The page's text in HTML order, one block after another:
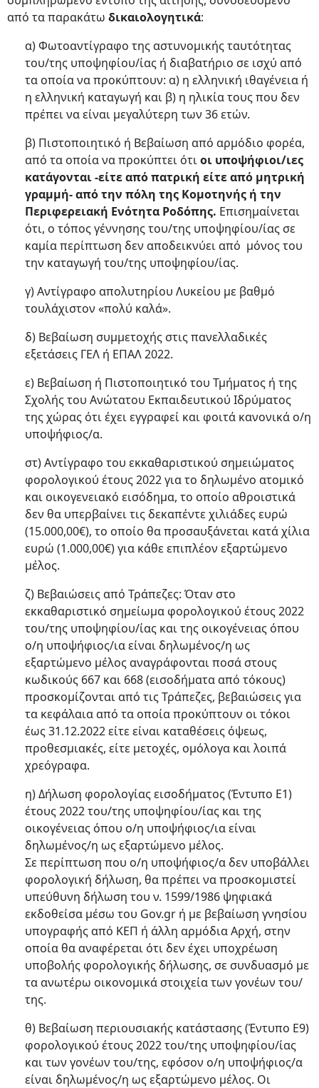
από τα παρακάτω δικαιολογητικά:
α) Φωτοαντίγραφο της αστυνομικής ταυτότητας
του/της υποψηφίου/ίας ή διαβατήριο σε ισχύ από
τα οποία να προκύπτουν: α) η ελληνική ιθαγένεια ή
η ελληνική καταγωγή και β) η ηλικία τους που δεν
πρέπει να είναι μεγαλύτερη των 36 ετών.
β) Πιστοποιητικό ή Βεβαίωση από αρμόδιο φορέα,
από τα οποία να προκύπτει ότιοι υποψήφιοι/ιες
κατάγονται -είτε από πατρική είτε από μητρική
γραμμή- από την πόλη της Κομοτηνής ή την
Περιφερειακή Ενότητα Ροδόπης. Επισημαίνεται
ότι, ο τόπος γέννησης του/της υποψηφίου/ίας σε
καμία περίπτωση δεν αποδεικνύει από μόνος του
την καταγωγή του/της υποψηφίου/ίας.
γ) Αντίγραφο απολυτηρίου Λυκείου με βαθμό
τουλάχιστον «πολύ καλά».
δ) Βεβαίωση συμμετοχής στις πανελλαδικές
εξετάσεις ΓΕΛ ή ΕΠΑΛ 2022.
ε) Βεβαίωση ή Πιστοποιητικό του Τμήματος ή της
Σχολής του Ανώτατου Εκπαιδευτικού Ιδρύματος
της χώρας ότι έχει εγγραφεί και φοιτά κανονικά ο/η
υποψήφιος/α.
στ) Αντίγραφο του εκκαθαριστικού σημειώματος
φορολογικού έτους 2022 για το δηλωμένο ατομικό
και οικογενειακό εισόδημα, το οποίο αθροιστικά
δεν θα υπερβαίνει τις δεκαπέντε χιλιάδες ευρώ
(15.000,00€), το οποίο θα προσαυξάνεται κατά χίλια
ευρώ (1.000,00€) για κάθε επιπλέον εξαρτώμενο
μέλος.
ζ) Βεβαιώσεις από Τράπεζες: Όταν στο
εκκαθαριστικό σημείωμα φορολογικού έτους 2022
του/της υποψηφίου/ίας και της οικογένειας όπου
ο/η υποψήφιος/ια είναι δηλωμένος/η ως
εξαρτώμενο μέλος αναγράφονται ποσά στους
κωδικούς 667 και 668 (εισοδήματα από τόκους)
προσκομίζονται από τις Τράπεζες, βεβαιώσεις για
τα κεφάλαια από τα οποία προκύπτουν οι τόκοι
έως 31.12.2022 είτε είναι καταθέσεις όψεως,
προθεσμιακές, είτε μετοχές, ομόλογα και λοιπά
χρεόγραφα.
η) Δήλωση φορολογίας εισοδήματος (Έντυπο Ε1)
έτους 2022 του/της υποψηφίου/ίας και της
οικογένειας όπου ο/η υποψήφιος/ια είναι
δηλωμένος/η ως εξαρτώμενο μέλος.
Σε περίπτωση που ο/η υποψήφιος/α δεν υποβάλλει
φορολογική δήλωση, θα πρέπει να προσκομιστεί
υπεύθυνη δήλωση του ν. 1599/1986 ψηφιακά
εκδοθείσα μέσω του Gov.gr ή με βεβαίωση γνησίου
υπογραφής από ΚΕΠ ή άλλη αρμόδια Αρχή, στην
οποία θα αναφέρεται ότι δεν έχει υποχρέωση
υποβολής φορολογικής δήλωσης, σε συνδυασμό με
τα ανωτέρω οικονομικά στοιχεία των γονέων του/
της.
θ) Βεβαίωση περιουσιακής κατάστασης (Έντυπο Ε9)
φορολογικού έτους 2022 του/της υποψηφίου/ίας
και των γονέων του/της, εφόσον ο/η υποψήφιος/α
είναι δηλωμένος/η ως εξαρτώμενο μέλος. Οι